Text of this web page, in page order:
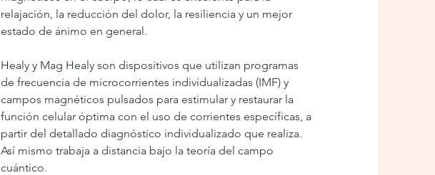
relajación, la reducción del dolor, la resiliencia y un mejor
estado de ánimo en general.
Healy y Mag Healy son dispositivos que utilizan programas
de frecuencia de microcorrientes individualizadas (IMF) y
campos magnéticos pulsados para estimular y restaurar la
función celular óptima con el uso de corrientes específicas, a
partir del detallado diagnóstico individualizado que realiza.
Así mismo trabaja a distancia bajo la teoría del campo
cuántico.